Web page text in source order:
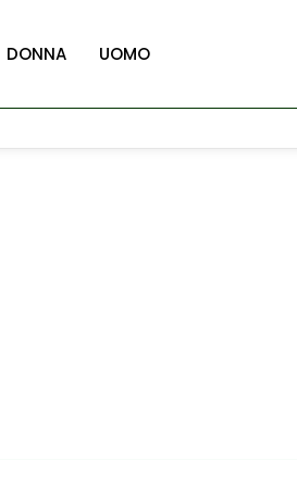
DONNA UOMO